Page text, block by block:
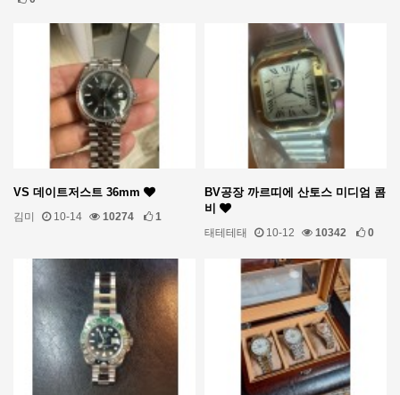
VS 데이트저스트 36mm
김미 10-14 10274 1
BV공장 까르띠에 산토스 미디엄 콤
비
태테테태 10-12 10342 0